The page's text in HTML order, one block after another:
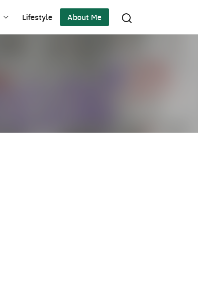
Lifestyle About Me